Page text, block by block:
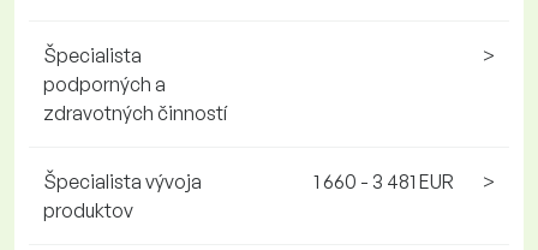
Špecialista
podporných a
zdravotných činností
>
Špecialista vývoja
produktov
1 660 - 3 481 EUR >